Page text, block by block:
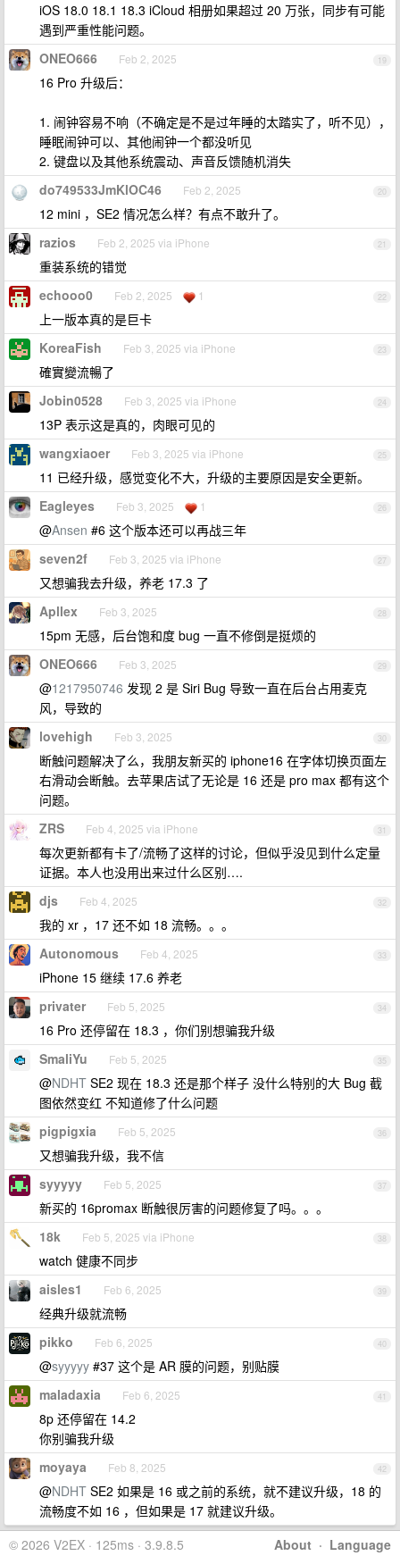
iOS 18.0 18.1 18.3 iCloud 相册如果超过 20 万张，同步有可能
遇到严重性能问题。
19
ONEO666 Feb 2, 2025
16 Pro 升级后：
1. 闹钟容易不响（不确定是不是过年睡的太踏实了，听不见），
睡眠闹钟可以、其他闹钟一个都没听见
2. 键盘以及其他系统震动、声音反馈随机消失
20
do749533JmKlOC46 Feb 2, 2025
12 mini ，SE2 情况怎么样？有点不敢升了。
21
razios Feb 2, 2025 via iPhone
重装系统的错觉
22
echooo0 Feb 2, 2025 1
上一版本真的是巨卡
23
KoreaFish Feb 3, 2025 via iPhone
確實變流暢了
24
Jobin0528 Feb 3, 2025 via iPhone
13P 表示这是真的，肉眼可见的
25
wangxiaoer Feb 3, 2025 via iPhone
11 已经升级，感觉变化不大，升级的主要原因是安全更新。
26
Eagleyes Feb 3, 2025 1
@Ansen #6 这个版本还可以再战三年
27
seven2f Feb 3, 2025 via iPhone
又想骗我去升级，养老 17.3 了
28
Apllex Feb 3, 2025
15pm 无感，后台饱和度 bug 一直不修倒是挺烦的
29
ONEO666 Feb 3, 2025
@1217950746 发现 2 是 Siri Bug 导致一直在后台占用麦克
风，导致的
30
lovehigh Feb 3, 2025
断触问题解决了么，我朋友新买的 iphone16 在字体切换页面左
右滑动会断触。去苹果店试了无论是 16 还是 pro max 都有这个
问题。
31
ZRS Feb 4, 2025 via iPhone
每次更新都有卡了/流畅了这样的讨论，但似乎没见到什么定量
证据。本人也没用出来过什么区别….
32
djs Feb 4, 2025
我的 xr ，17 还不如 18 流畅。。。
33
Autonomous Feb 4, 2025
iPhone 15 继续 17.6 养老
34
privater Feb 5, 2025
16 Pro 还停留在 18.3 ，你们别想骗我升级
35
SmaliYu Feb 5, 2025
@NDHT SE2 现在 18.3 还是那个样子 没什么特别的大 Bug 截
图依然变红 不知道修了什么问题
36
pigpigxia Feb 5, 2025
又想骗我升级，我不信
37
syyyyy Feb 5, 2025
新买的 16promax 断触很厉害的问题修复了吗。。。
38
18k Feb 5, 2025 via iPhone
watch 健康不同步
39
aisles1 Feb 6, 2025
经典升级就流畅
40
pikko Feb 6, 2025
@syyyyy #37 这个是 AR 膜的问题，别贴膜
41
maladaxia Feb 6, 2025
8p 还停留在 14.2
你别骗我升级
42
moyaya Feb 8, 2025
@NDHT SE2 如果是 16 或之前的系统，就不建议升级，18 的
流畅度不如 16 ，但如果是 17 就建议升级。
About · Language
© 2026 V2EX · 125ms · 3.9.8.5